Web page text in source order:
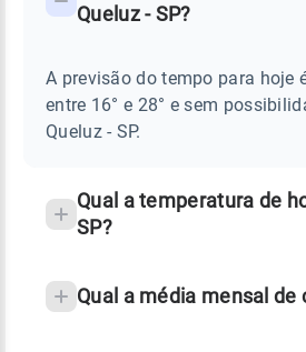
TEMPO
Perguntas
sobre
chuva
Queluz - SP?
A previsão do tempo para hoje
entre 16° e 28° e sem
Queluz - SP.
Qual a temperatura de
SP?
Qual a média mensal de